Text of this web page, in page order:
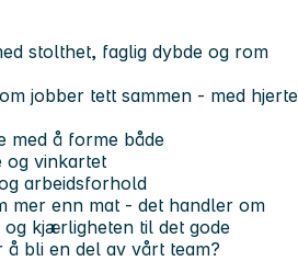
stolthet, faglig dybde og rom
jobber tett sammen - med hjerte
med å forme både
og vinkartet
arbeidsforhold
mer enn mat - det handler om
kjærligheten til det gode
bli en del av vårt team?